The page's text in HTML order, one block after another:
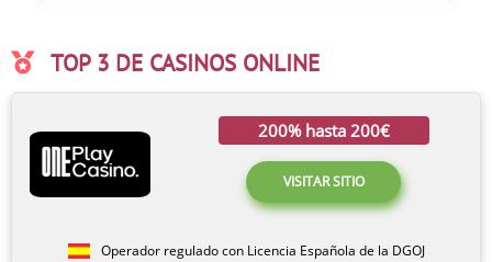
TOP 3 DE CASINOS ONLINE
200% hasta 200€
VISITAR SITIO
Operador regulado con Licencia Española de la DGOJ